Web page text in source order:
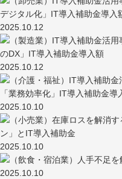
2025.10.12
2025.10.12
2025.10.10
2025.10.10
2025.10.10